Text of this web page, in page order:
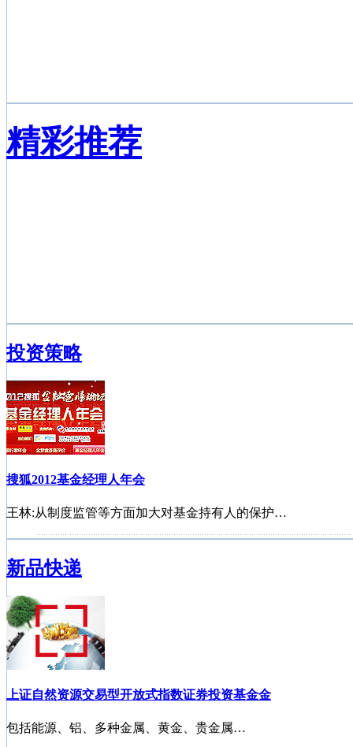
精彩推荐
投资策略
搜狐2012基金经理人年会
王林:从制度监管等方面加大对基金持有人的保护…
公募基金进入对冲时代
基金公司点评2012年1月宏观经济数据
新品快递
上证自然资源交易型开放式指数证券投资基金金
包括能源、铝、多种金属、黄金、贵金属…